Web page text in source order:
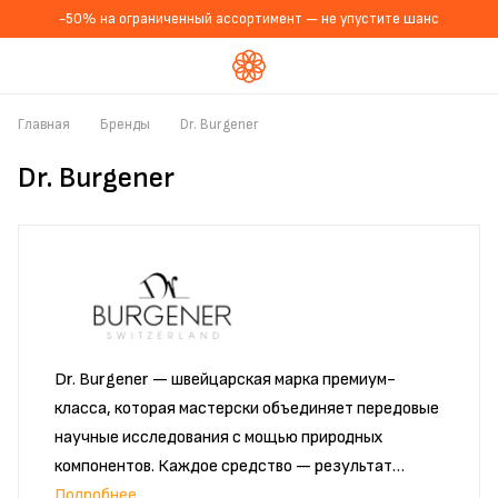
-50% на ограниченный ассортимент — не упустите шанс
Главная Бренды Dr. Burgener
Dr. Burgener
Dr. Burgener — швейцарская марка премиум-
класса, которая мастерски объединяет передовые
научные исследования с мощью природных
компонентов. Каждое средство — результат